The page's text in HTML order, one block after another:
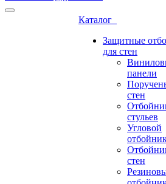
Каталог
Защитные
для стен
панели
стен
стульев
Угловой
стен